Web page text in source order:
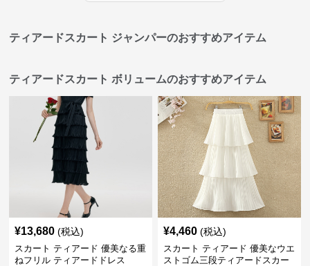
ティアードスカート ジャンパーのおすすめアイテム
ティアードスカート ボリュームのおすすめアイテム
¥13,680 (税込)
スカート ティアード 優美なる重
ねフリル ティアードドレス
¥4,460 (税込)
スカート ティアード 優美なウエ
ストゴム三段ティアードスカー